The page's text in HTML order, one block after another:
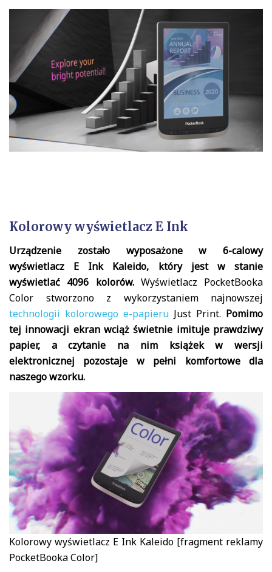
Kolorowy wyświetlacz E Ink
Urządzenie zostało wyposażone w 6-calowy
wyświetlacz E Ink Kaleido, który jest w stanie
wyświetlać 4096 kolorów.Wyświetlacz PocketBooka
Color stworzono z wykorzystaniem najnowszej
technologii kolorowego e-papieru Just Print. Pomimo
tej innowacji ekran wciąż świetnie imituje prawdziwy
papier, a czytanie na nim książek w wersji
elektronicznej pozostaje w pełni komfortowe dla
naszego wzorku.
Kolorowy wyświetlacz E Ink Kaleido [fragment reklamy
PocketBooka Color]